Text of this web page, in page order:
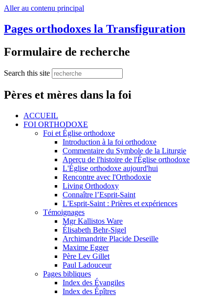
Aller au contenu principal
Pages orthodoxes la Transfiguration
Formulaire de recherche
Search this site
Pères et mères dans la foi
ACCUEIL
FOI ORTHODOXE
Foi et Église orthodoxe
Introduction à la foi orthodoxe
Commentaire du Symbole de la Liturgie
Aperçu de l'histoire de l'Église orthodoxe
L'Église orthodoxe aujourd'hui
Rencontre avec l'Orthodoxie
Living Orthodoxy
Connaître l’Esprit-Saint
L'Esprit-Saint : Prières et expériences
Témoignages
Mgr Kallistos Ware
Élisabeth Behr-Sigel
Archimandrite Placide Deseille
Maxime Egger
Père Lev Gillet
Paul Ladouceur
Pages bibliques
Index des Évangiles
Index des Épîtres